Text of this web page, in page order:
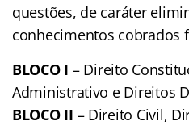
questões, de caráter
conhecimentos cobrados
BLOCO I – Direito
Administrativo e Direitos
BLOCO II – Direito Civil,